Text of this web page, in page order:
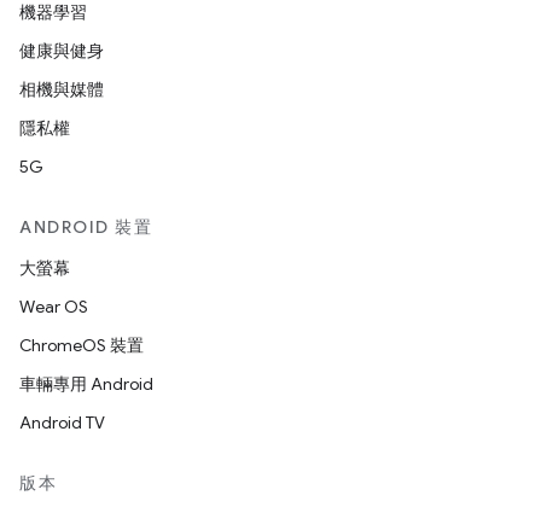
機器學習
健康與健身
相機與媒體
隱私權
5G
ANDROID 裝置
大螢幕
Wear OS
ChromeOS 裝置
車輛專用 Android
Android TV
版本